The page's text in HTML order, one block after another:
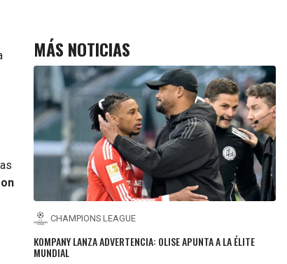
MÁS NOTICIAS
CHAMPIONS LEAGUE
KOMPANY LANZA ADVERTENCIA: OLISE APUNTA A LA ÉLITE
MUNDIAL